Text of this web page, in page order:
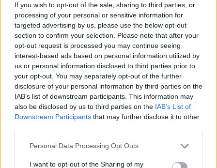
If you wish to opt-out of the sale, sharing to third parties, or
processing of your personal or sensitive information for
targeted advertising by us, please use the below opt-out
section to confirm your selection. Please note that after your
opt-out request is processed you may continue seeing
interest-based ads based on personal information utilized by
us or personal information disclosed to third parties prior to
your opt-out. You may separately opt-out of the further
disclosure of your personal information by third parties on the
IAB’s list of downstream participants. This information may
also be disclosed by us to third parties on the IAB’s List of
Downstream Participants that may further disclose it to other
Please note that this website/app uses one or more Google
not limited to your visit or usage behaviour. You may click to
Personal Data Processing Opt Outs
I want to opt-out of the Sharing of my
4 evőkanál friss citromlé
1 mokkáskanál őrölt köménymag
só, bors
1/2 dl olaj
Előkészületek: előző este áztassuk be a
csicseriborsót , majd aznap főzzük puhára. Ha
konzervet használunk, ez a lépés kimarad,
vagyis időt spórolunk. Én mégis perverzül
ragaszkodom a hagyományos, szárított
csicseriborsóhoz, de persze mindenki lecserélheti
ízlés szerint a félkészre.